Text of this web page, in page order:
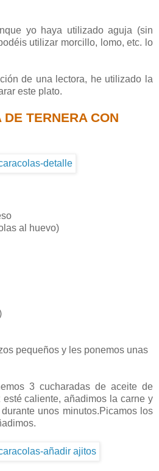
yo haya utilizado aguja (sin
utilizar morcillo, lomo, etc. lo
de una lectora, he utilizado la
este plato.
TERNERA CON
al huevo)
pequeños y les ponemos unas
3 cucharadas de aceite de
caliente, añadimos la carne y
unos minutos.Picamos los